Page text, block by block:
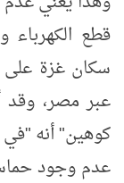
قطع الكهرباء
سكان غزة على
عبر مصر، وقد
كوهين" أنه "في
عدم وجود